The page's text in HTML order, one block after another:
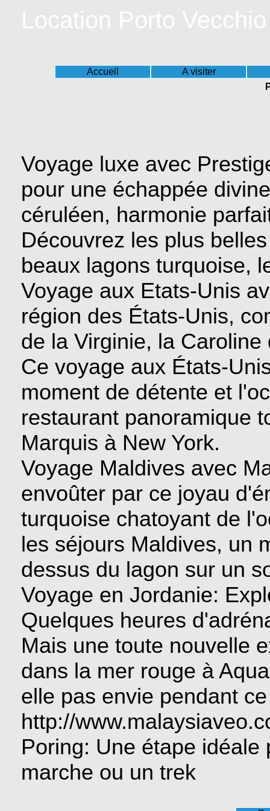
Location Porto Vecchio
Accueil
A visiter
Voyage luxe avec
pour une échappée
céruléen, harmonie
Découvrez les plus
beaux lagons turquoise,
Voyage aux Etats-Unis
région des États-Unis,
de la Virginie, la
Ce voyage aux États-
moment de détente et
restaurant panoramique
Marquis à New York.
Voyage Maldives avec
envoûter par ce joyau
turquoise chatoyant de
les séjours Maldives, un
dessus du lagon sur un
Voyage en Jordanie:
Quelques heures
Mais une toute nouvelle
dans la mer rouge à
elle pas envie pendant
http://
Poring: Une étape
marche ou un trek